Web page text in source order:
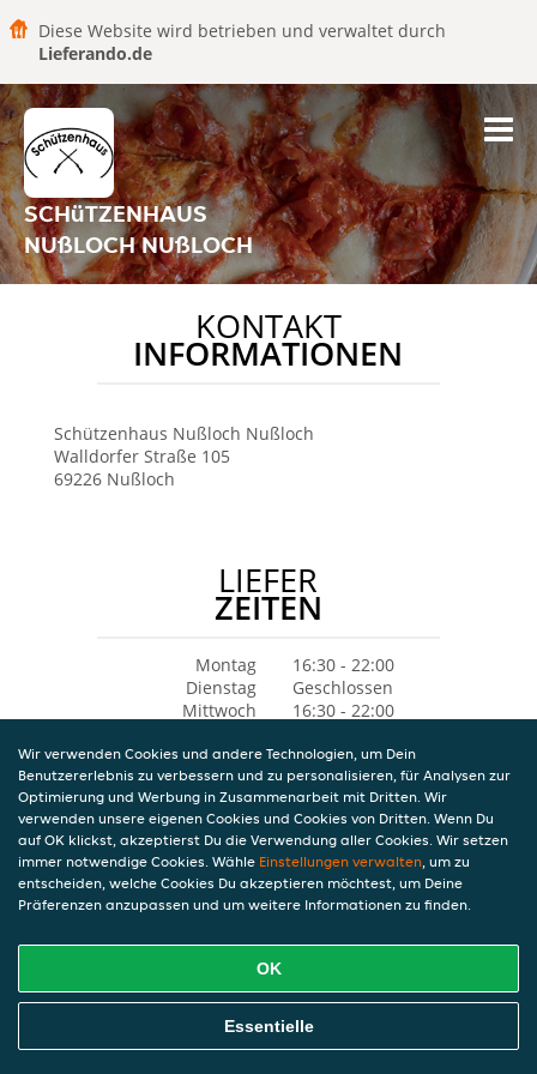
Diese Website wird betrieben und verwaltet durch
Lieferando.de
SCHüTZENHAUS
NUßLOCH NUßLOCH
KONTAKT
INFORMATIONEN
Schützenhaus Nußloch Nußloch
Walldorfer Straße 105
69226 Nußloch
LIEFER
ZEITEN
Montag
16:30 - 22:00
Dienstag
Geschlossen
Mittwoch
16:30 - 22:00
Freitag
16:30 - 22:00
Samstag
16:00 - 22:00
Sonntag
12:30 - 22:00
Wir verwenden Cookies und andere Technologien, um Dein
Benutzererlebnis zu verbessern und zu personalisieren, für Analysen zur
Optimierung und Werbung in Zusammenarbeit mit Dritten. Wir
verwenden unsere eigenen Cookies und Cookies von Dritten. Wenn Du
auf OK klickst, akzeptierst Du die Verwendung aller Cookies. Wir setzen
immer notwendige Cookies. Wähle Einstellungen verwalten, um zu
entscheiden, welche Cookies Du akzeptieren möchtest, um Deine
Präferenzen anzupassen und um weitere Informationen zu finden.
OK
Essentielle